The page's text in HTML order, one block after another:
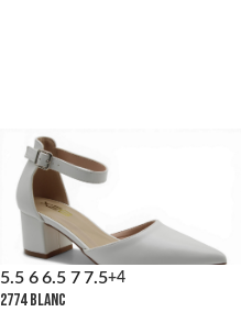
5.5 6 6.5 7 7.5+4
2774 BLANC